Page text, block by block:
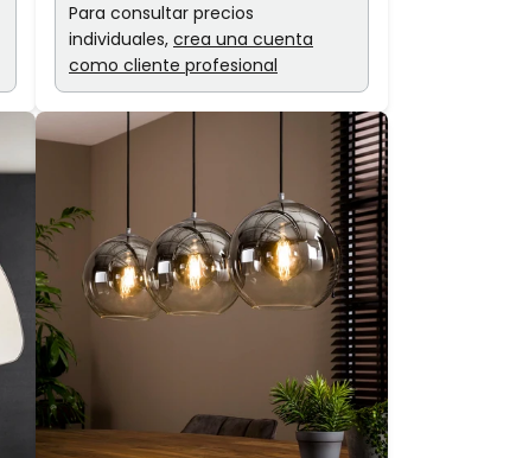
Para consultar precios
individuales, crea una cuenta
como cliente profesional